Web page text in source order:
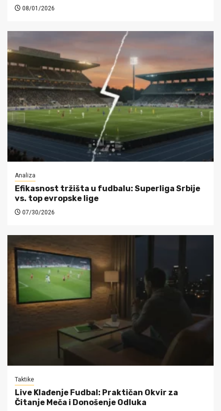
08/01/2026
Analiza
Efikasnost tržišta u fudbalu: Superliga Srbije
vs. top evropske lige
07/30/2026
Taktike
Live Klađenje Fudbal: Praktičan Okvir za
Čitanje Meča i Donošenje Odluka